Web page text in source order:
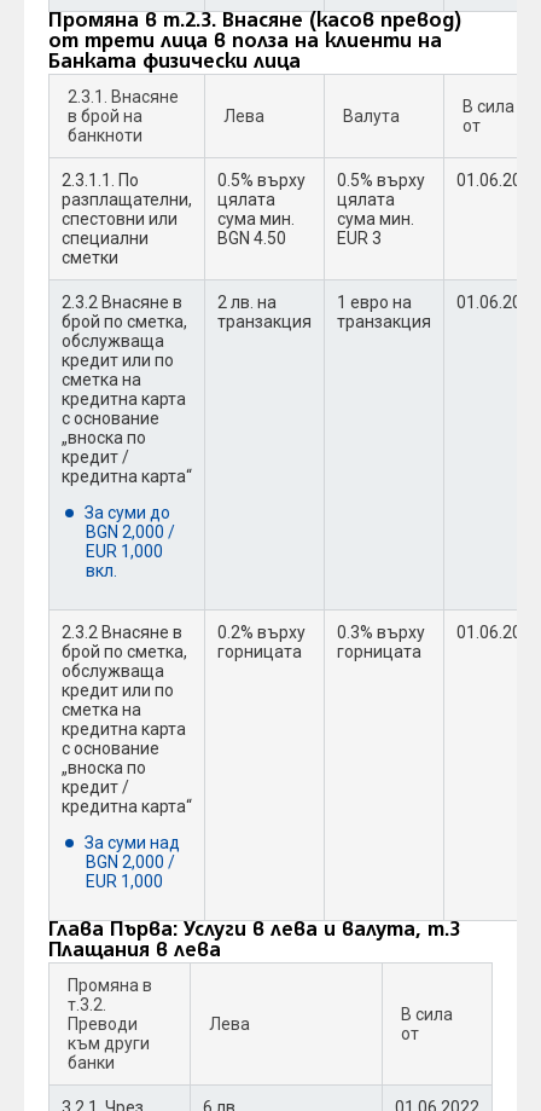
Промяна в т.2.3. Внасяне (касов превод)
от трети лица в полза на клиенти на
Банката физически лица
2.3.1. Внасяне
в брой на
банкноти
Лева Валута
В сила
от
2.3.1.1. По
разплащателни,
спестовни или
специални
сметки
0.5% върху
цялата
сума мин.
BGN 4.50
0.5% върху
цялата
сума мин.
EUR 3
01.06.2022
2.3.2 Внасяне в
брой по сметка,
обслужваща
кредит или по
сметка на
кредитна карта
с основание
„вноска по
кредит /
кредитна карта“
За суми до
BGN 2,000 /
EUR 1,000
вкл.
2 лв. на
транзакция
1 евро на
транзакция
01.06.2022
2.3.2 Внасяне в
брой по сметка,
обслужваща
кредит или по
сметка на
кредитна карта
с основание
„вноска по
кредит /
кредитна карта“
За суми над
BGN 2,000 /
EUR 1,000
0.2% върху
горницата
0.3% върху
горницата
01.06.2022
Глава Първа: Услуги в лева и валута, т.3
Плащания в лева
Промяна в
т.3.2.
Преводи
към други
банки
Лева
В сила
от